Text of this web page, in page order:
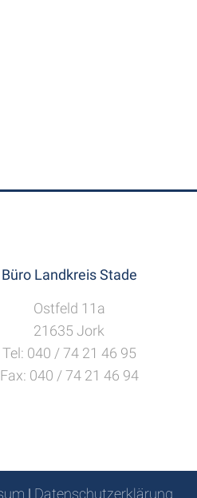
Büro Landkreis Stade
Ostfeld 11a
21635 Jork
Tel: 040 / 74 21 46 95
Fax: 040 / 74 21 46 94
| Datenschutzerklärung